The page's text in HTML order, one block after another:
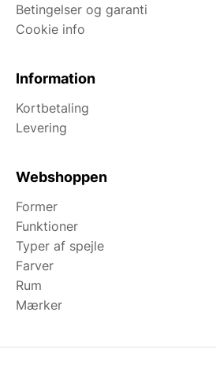
Betingelser og garanti
Cookie info
Information
Kortbetaling
Levering
Webshoppen
Former
Funktioner
Typer af spejle
Farver
Rum
Mærker